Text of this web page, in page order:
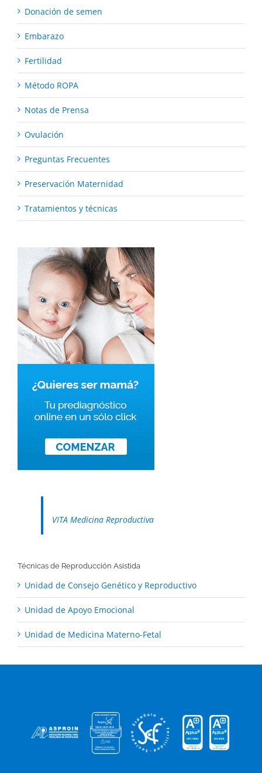
Donación de semen
Embarazo
Fertilidad
Método ROPA
Notas de Prensa
Ovulación
Preguntas Frecuentes
Preservación Maternidad
Tratamientos y técnicas
VITA Medicina Reproductiva
Técnicas de Reproducción Asistida
Unidad de Consejo Genético y Reproductivo
Unidad de Apoyo Emocional
Unidad de Medicina Materno-Fetal